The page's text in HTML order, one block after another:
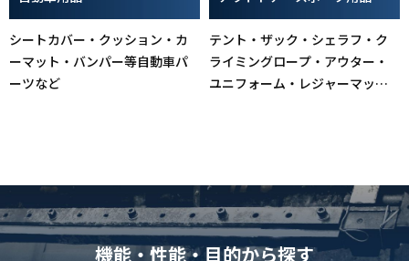
シートカバー・クッション・カ
ーマット・バンパー等自動車パ
ーツなど
テント・ザック・シェラフ・ク
ライミングロープ・アウター・
ユニフォーム・レジャーマッ
機能・性能・目的から探す